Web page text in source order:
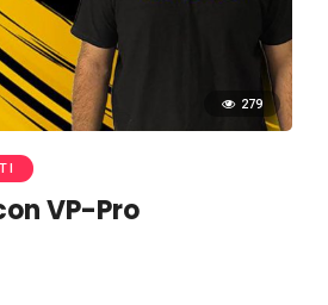
279
VP-Pro